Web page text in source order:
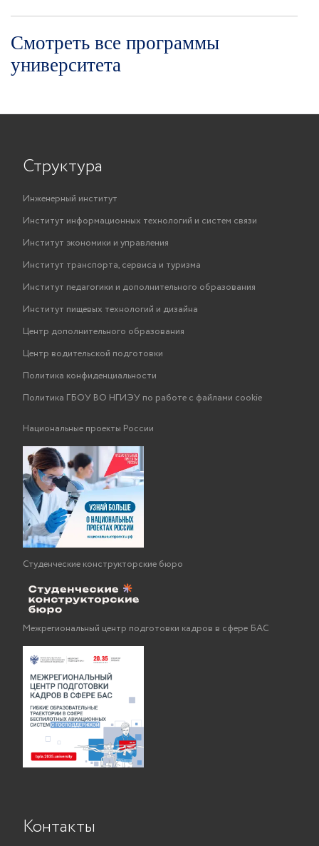
Смотреть все программы
университета
Структура
Инженерный институт
Институт информационных технологий и систем связи
Институт экономики и управления
Институт транспорта, сервиса и туризма
Институт педагогики и дополнительного образования
Институт пищевых технологий и дизайна
Центр дополнительного образования
Центр водительской подготовки
Политика конфиденциальности
Политика ГБОУ ВО НГИЭУ по работе с файлами cookie
Национальные проекты России
Студенческие конструкторские бюро
Межрегиональный центр подготовки кадров в сфере БАС
Контакты